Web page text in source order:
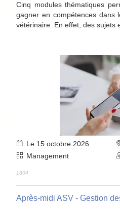
Cinq modules thématiques
gagner en compétences dans
vétérinaire. En effet, des sujets
Le 15 octobre 2026
Management
1804
Après-midi ASV - Gestion